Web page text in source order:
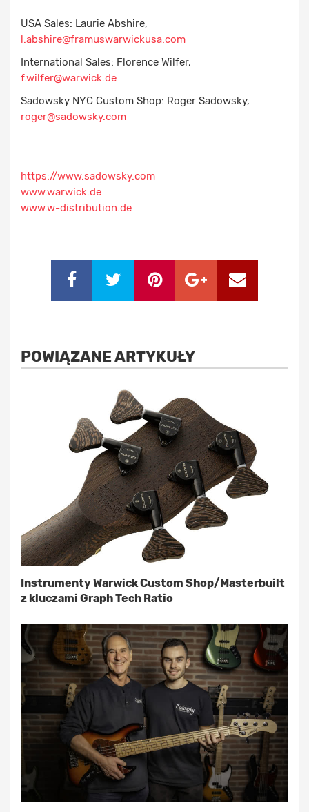
USA Sales: Laurie Abshire,
l.abshire@framuswarwickusa.com
International Sales: Florence Wilfer,
f.wilfer@warwick.de
Sadowsky NYC Custom Shop: Roger Sadowsky,
roger@sadowsky.com
https://www.sadowsky.com
www.warwick.de
www.w-distribution.de
POWIĄZANE ARTYKUŁY
Instrumenty Warwick Custom Shop/Masterbuilt
z kluczami Graph Tech Ratio